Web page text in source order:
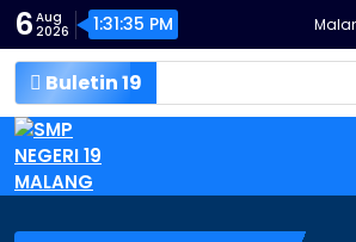
Skip
to
content
6 Aug
2026
1:31:37 PM
Buletin 19